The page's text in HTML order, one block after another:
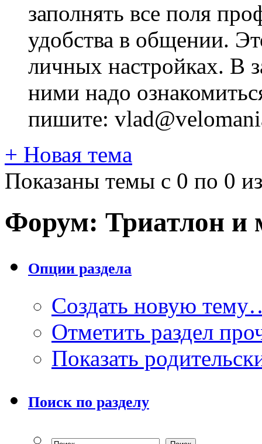
заполнять все поля
удобства в общении.
личных настройках. В
ними надо
пишите:
+ Новая тема
Показаны темы с 0 по 0
Форум: Триатлон и
Опции раздела
Создать новую
Отметить раздел
Показать
Поиск по разделу